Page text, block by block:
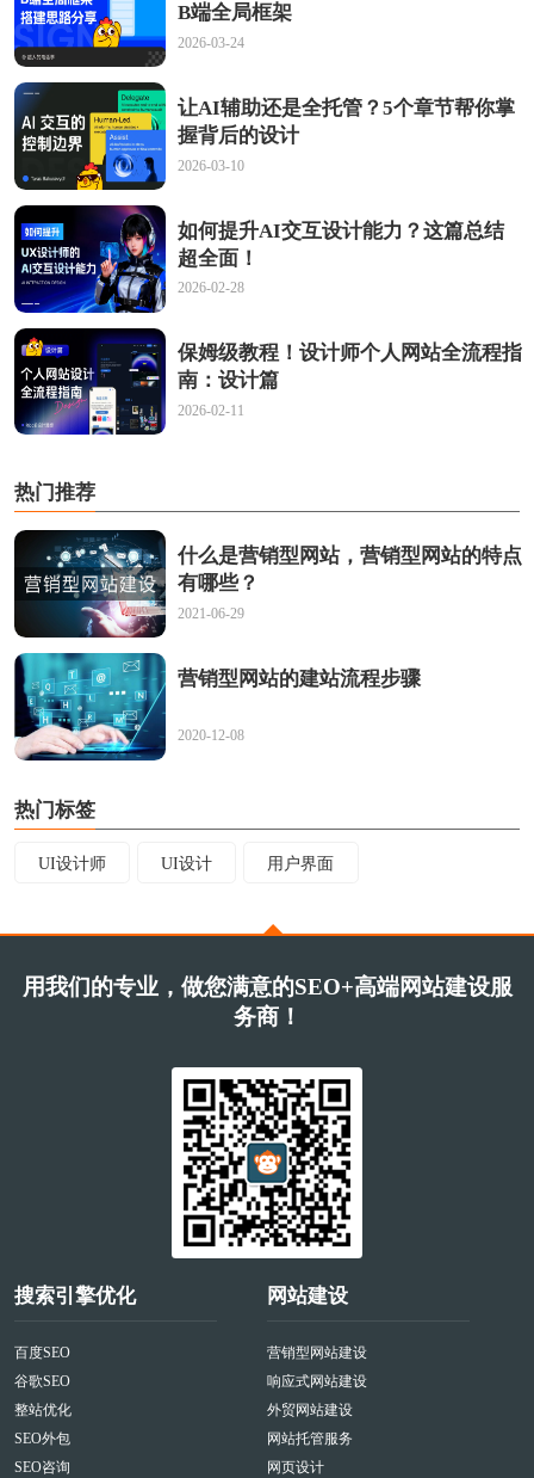
B端全局框架
2026-03-24
让AI辅助还是全托管？5个章节帮你掌
握背后的设计
2026-03-10
如何提升AI交互设计能力？这篇总结
超全面！
2026-02-28
保姆级教程！设计师个人网站全流程指
南：设计篇
2026-02-11
热门推荐
什么是营销型网站，营销型网站的特点
有哪些？
2021-06-29
营销型网站的建站流程步骤
2020-12-08
热门标签
UI设计师 UI设计 用户界面
用我们的专业，做您满意的SEO+高端网站建设服
务商！
搜索引擎优化
百度SEO
谷歌SEO
整站优化
SEO外包
SEO咨询
网站建设
营销型网站建设
响应式网站建设
外贸网站建设
网站托管服务
网页设计